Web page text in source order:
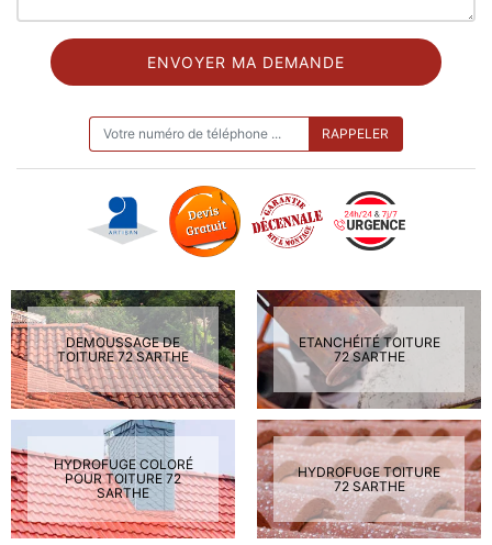
DEMOUSSAGE DE
TOITURE 72 SARTHE
ETANCHÉITÉ TOITURE
72 SARTHE
HYDROFUGE COLORÉ
POUR TOITURE 72
SARTHE
HYDROFUGE TOITURE
72 SARTHE